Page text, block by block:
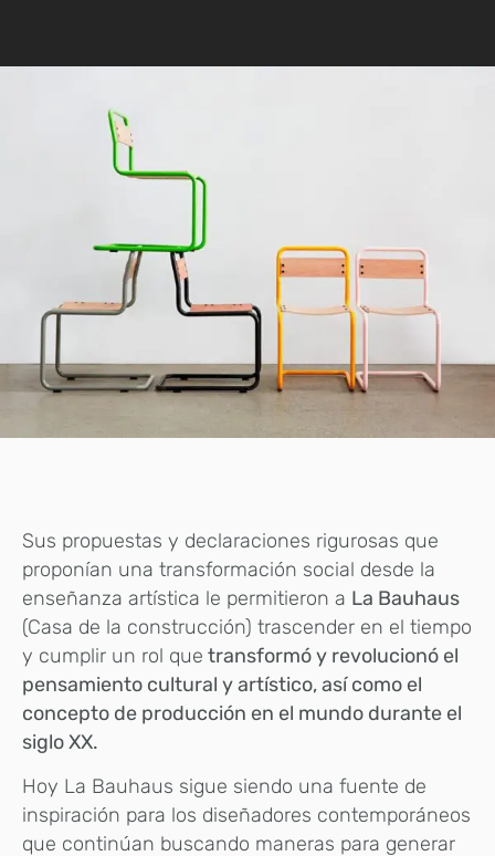
Sus propuestas y declaraciones rigurosas que
proponían una transformación social desde la
enseñanza artística le permitieron a La Bauhaus
(Casa de la construcción) trascender en el tiempo
y cumplir un rol que transformó y revolucionó el
pensamiento cultural y artístico, así como el
concepto de producción en el mundo durante el
siglo XX.
Hoy La Bauhaus sigue siendo una fuente de
inspiración para los diseñadores contemporáneos
que continúan buscando maneras para generar